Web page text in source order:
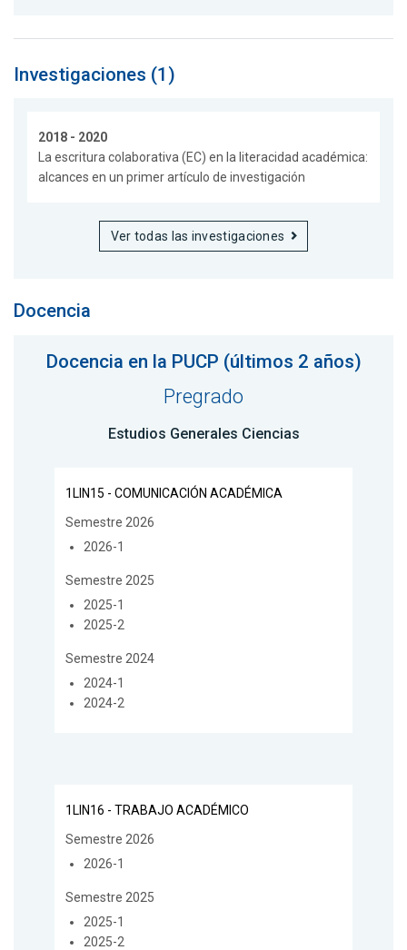
Investigaciones (1)
2018 - 2020
La escritura colaborativa (EC) en la literacidad académica:
alcances en un primer artículo de investigación
Ver todas las investigaciones
Docencia
Docencia en la PUCP (últimos 2 años)
Pregrado
Estudios Generales Ciencias
1LIN15 - COMUNICACIÓN ACADÉMICA
Semestre 2026
2026-1
Semestre 2025
2025-1
2025-2
Semestre 2024
2024-1
2024-2
1LIN16 - TRABAJO ACADÉMICO
Semestre 2026
2026-1
Semestre 2025
2025-1
2025-2